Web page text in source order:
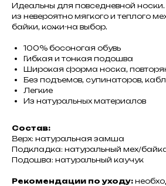
Идеальны для повседневной
из невероятно мягкого и теплого
байки, кожи-на выбор.
100% босоногая обувь
Гибкая и тонкая подошва
Широкая форма носка,
Без подъемов, супинаторов,
Легкие
Из натуральных материалов
Состав:
Верх: натуральная замша
Подкладка: натуральный мех/
Подошва: натуральный каучук
Рекомендации по уходу: